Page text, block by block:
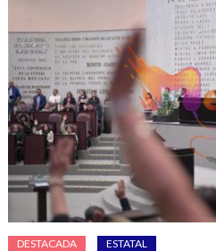
DESTACADA ESTATAL